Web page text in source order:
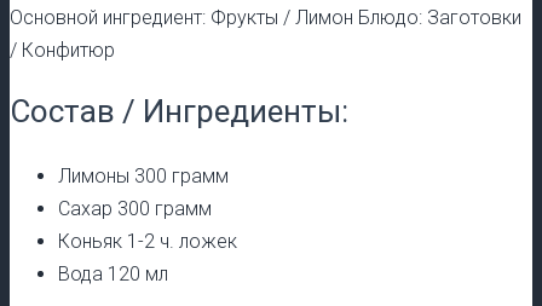
Основной ингредиент: Фрукты / Лимон Блюдо: Заготовки
/ Конфитюр
Состав / Ингредиенты:
Лимоны 300 грамм
Сахар 300 грамм
Коньяк 1-2 ч. ложек
Вода 120 мл